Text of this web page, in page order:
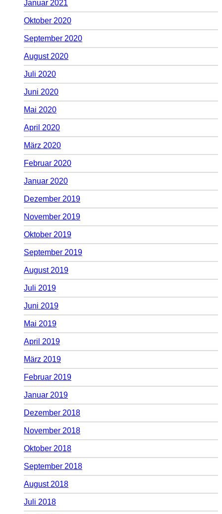
Januar 2021
Oktober 2020
September 2020
August 2020
Juli 2020
Juni 2020
Mai 2020
April 2020
März 2020
Februar 2020
Januar 2020
Dezember 2019
November 2019
Oktober 2019
September 2019
August 2019
Juli 2019
Juni 2019
Mai 2019
April 2019
März 2019
Februar 2019
Januar 2019
Dezember 2018
November 2018
Oktober 2018
September 2018
August 2018
Juli 2018